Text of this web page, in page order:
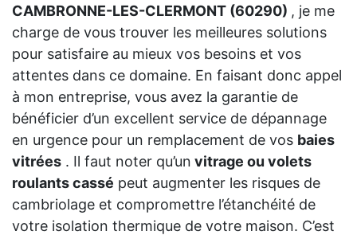
CAMBRONNE-LES-CLERMONT (60290) , je me
charge de vous trouver les meilleures solutions
pour satisfaire au mieux vos besoins et vos
attentes dans ce domaine. En faisant donc appel
à mon entreprise, vous avez la garantie de
bénéficier d’un excellent service de dépannage
en urgence pour un remplacement de vos baies
vitrées . Il faut noter qu’un vitrage ou volets
roulants cassé peut augmenter les risques de
cambriolage et compromettre l’étanchéité de
votre isolation thermique de votre maison. C’est